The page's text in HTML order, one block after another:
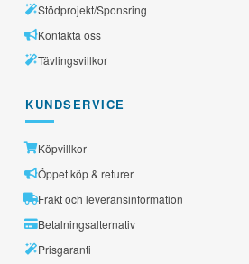
Stödprojekt/Sponsring
Kontakta oss
Tävlingsvillkor
KUNDSERVICE
Köpvillkor
Öppet köp & returer
Frakt och leveransinformation
Betalningsalternativ
Prisgaranti